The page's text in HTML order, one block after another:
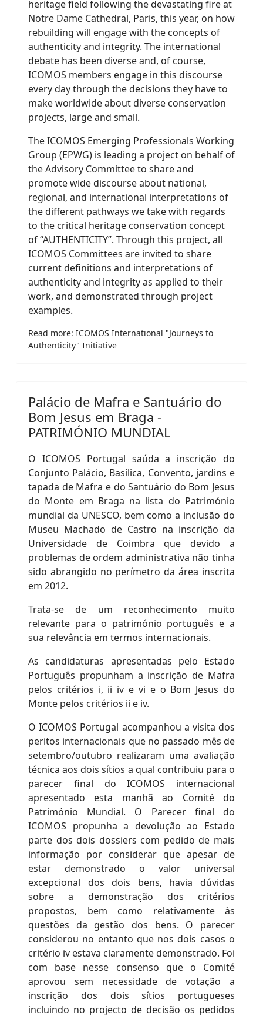
heritage field following the devastating fire at
Notre Dame Cathedral, Paris, this year, on how
rebuilding will engage with the concepts of
authenticity and integrity. The international
debate has been diverse and, of course,
ICOMOS members engage in this discourse
every day through the decisions they have to
make worldwide about diverse conservation
projects, large and small.
The ICOMOS Emerging Professionals Working
Group (EPWG) is leading a project on behalf of
the Advisory Committee to share and
promote wide discourse about national,
regional, and international interpretations of
the different pathways we take with regards
to the critical heritage conservation concept
of “AUTHENTICITY”. Through this project, all
ICOMOS Committees are invited to share
current definitions and interpretations of
authenticity and integrity as applied to their
work, and demonstrated through project
examples.
Read more: ICOMOS International "Journeys to
Authenticity" Initiative
Palácio de Mafra e Santuário do
Bom Jesus em Braga -
PATRIMÓNIO MUNDIAL
O ICOMOS Portugal saúda a inscrição do
Conjunto Palácio, Basílica, Convento, jardins e
tapada de Mafra e do Santuário do Bom Jesus
do Monte em Braga na lista do Património
mundial da UNESCO, bem como a inclusão do
Museu Machado de Castro na inscrição da
Universidade de Coimbra que devido a
problemas de ordem administrativa não tinha
sido abrangido no perímetro da área inscrita
em 2012.
Trata-se de um reconhecimento muito
relevante para o património português e a
sua relevância em termos internacionais.
As candidaturas apresentadas pelo Estado
Português propunham a inscrição de Mafra
pelos critérios i, ii iv e vi e o Bom Jesus do
Monte pelos critérios ii e iv.
O ICOMOS Portugal acompanhou a visita dos
peritos internacionais que no passado mês de
setembro/outubro realizaram uma avaliação
técnica aos dois sítios a qual contribuiu para o
parecer final do ICOMOS internacional
apresentado esta manhã ao Comité do
Património Mundial. O Parecer final do
ICOMOS propunha a devolução ao Estado
parte dos dois dossiers com pedido de mais
informação por considerar que apesar de
estar demonstrado o valor universal
excepcional dos dois bens, havia dúvidas
sobre a demonstração dos critérios
propostos, bem como relativamente às
questões da gestão dos bens. O parecer
considerou no entanto que nos dois casos o
critério iv estava claramente demonstrado. Foi
com base nesse consenso que o Comité
aprovou sem necessidade de votação a
inscrição dos dois sítios portugueses
incluindo no projecto de decisão os pedidos